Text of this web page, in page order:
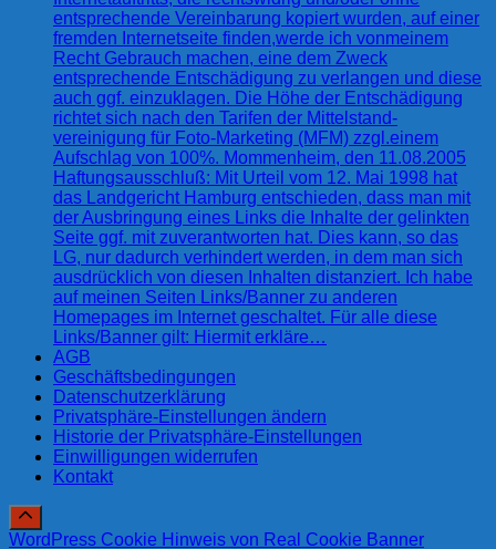
entsprechende Vereinbarung kopiert wurden, auf einer
fremden Internetseite finden,werde ich vonmeinem
Recht Gebrauch machen, eine dem Zweck
entsprechende Entschädigung zu verlangen und diese
auch ggf. einzuklagen. Die Höhe der Entschädigung
richtet sich nach den Tarifen der Mittelstand-
vereinigung für Foto-Marketing (MFM) zzgl.einem
Aufschlag von 100%. Mommenheim, den 11.08.2005
Haftungsausschluß: Mit Urteil vom 12. Mai 1998 hat
das Landgericht Hamburg entschieden, dass man mit
der Ausbringung eines Links die Inhalte der gelinkten
Seite ggf. mit zuverantworten hat. Dies kann, so das
LG, nur dadurch verhindert werden, in dem man sich
ausdrücklich von diesen Inhalten distanziert. Ich habe
auf meinen Seiten Links/Banner zu anderen
Homepages im Internet geschaltet. Für alle diese
Links/Banner gilt: Hiermit erkläre…
AGB
Geschäftsbedingungen
Datenschutzerklärung
Privatsphäre-Einstellungen ändern
Historie der Privatsphäre-Einstellungen
Einwilligungen widerrufen
Kontakt
WordPress Cookie Hinweis von Real Cookie Banner